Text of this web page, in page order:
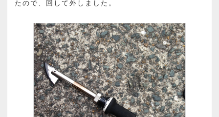
たので、回して外しました。